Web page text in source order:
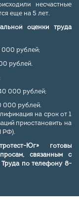
несчастные
еще на 5 лет.
оценки труда
000 рублей;
рублей.
000 рублей;
000 рублей.
на срок от 1
приостановить на
РФ).
Юг» готовы
связанным с
Труда по телефону 8-